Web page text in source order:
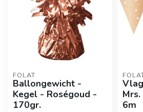
FOLAT
Ballongewicht -
Kegel - Roségoud -
170gr.
6m